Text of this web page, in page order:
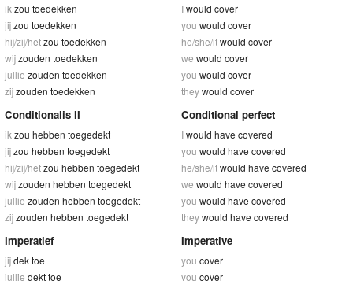
ik zou toedekken
jijzou toedekken
hij/zij/hetzou toedekken
wijzouden toedekken
jullie zouden toedekken
zijzouden toedekken
Iwould cover
you would cover
he/she/itwould cover
we would cover
you would cover
theywould cover
Conditionalis II
ik zou hebben toegedekt
jijzou hebben toegedekt
hij/zij/hetzou hebben toegedekt
wijzouden hebben toegedekt
jullie zouden hebben toegedekt
zijzouden hebben toegedekt
Conditional perfect
Iwould have covered
you would have covered
he/she/itwould have covered
we would have covered
you would have covered
theywould have covered
Imperatief
jijdek toe
jullie dekt toe
Imperative
you cover
you cover